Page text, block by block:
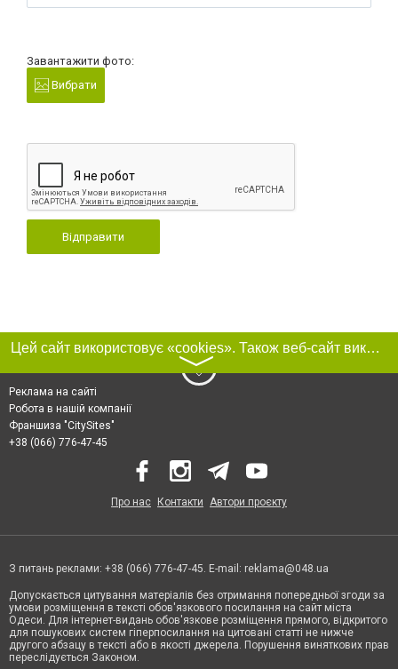
Завантажити фото:
Вибрати
Відправити
Цей сайт використовує «cookies». Також веб-сайт використовує інтернет-сервіс для збору технічних даних стосовно відвідувачів з метою отримання маркетингової та статистичної інформації. Умови обробки даних відвідувачів сайту див.
〉
Реклама на сайті
Робота в нашій компанії
Франшиза "CitySites"
+38 (066) 776-47-45
Про нас Контакти Автори проєкту
З питань реклами: +38 (066) 776-47-45. E-mail: reklama@048.ua
Допускається цитування матеріалів без отримання попередньої згоди за
умови розміщення в тексті обов'язкового посилання на сайт міста
Одеси. Для інтернет-видань обов'язкове розміщення прямого, відкритого
для пошукових систем гіперпосилання на цитовані статті не нижче
другого абзацу в тексті або в якості джерела. Порушення виняткових прав
переслідується Законом.